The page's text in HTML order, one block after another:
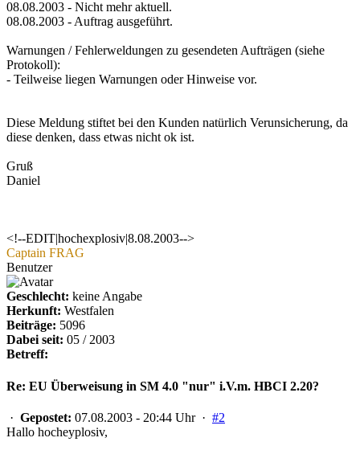
08.08.2003 - Nicht mehr aktuell.
08.08.2003 - Auftrag ausgeführt.
Warnungen / Fehlerweldungen zu gesendeten Aufträgen (siehe
Protokoll):
- Teilweise liegen Warnungen oder Hinweise vor.
Diese Meldung stiftet bei den Kunden natürlich Verunsicherung, da
diese denken, dass etwas nicht ok ist.
Gruß
Daniel
<!--EDIT|hochexplosiv|8.08.2003-->
Captain FRAG
Benutzer
Geschlecht: keine Angabe
Herkunft: Westfalen
Beiträge: 5096
Dabei seit: 05 / 2003
Betreff:
Re: EU Überweisung in SM 4.0 "nur" i.V.m. HBCI 2.20?
· Gepostet: 07.08.2003 - 20:44 Uhr · #2
Hallo hocheyplosiv,